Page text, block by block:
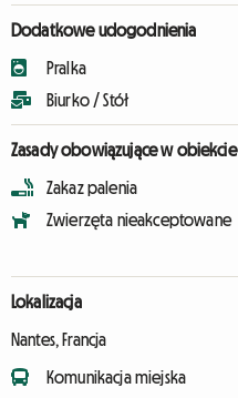
Dodatkowe udogodnienia
Pralka
Biurko / Stół
Zasady obowiązujące w obiekcie
Zakaz palenia
Zwierzęta nieakceptowane
Lokalizacja
Nantes, Francja
Komunikacja miejska